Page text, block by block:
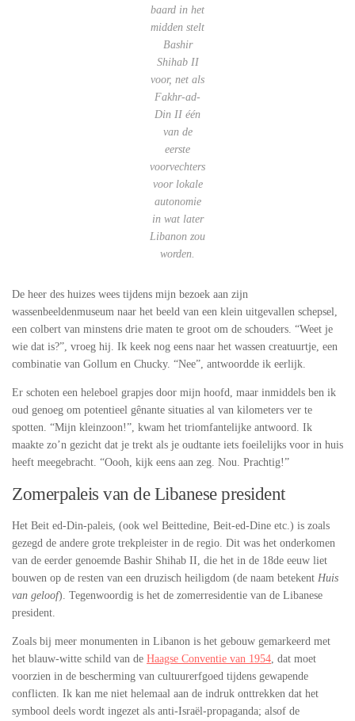
baard in het
midden stelt
Bashir
Shihab II
voor, net als
Fakhr-ad-
Din II één
van de
eerste
voorvechters
voor lokale
autonomie
in wat later
Libanon zou
worden.
De heer des huizes wees tijdens mijn bezoek aan zijn
wassenbeeldenmuseum naar het beeld van een klein uitgevallen schepsel,
een colbert van minstens drie maten te groot om de schouders. “Weet je
wie dat is?”, vroeg hij. Ik keek nog eens naar het wassen creatuurtje, een
combinatie van Gollum en Chucky. “Nee”, antwoordde ik eerlijk.
Er schoten een heleboel grapjes door mijn hoofd, maar inmiddels ben ik
oud genoeg om potentieel gênante situaties al van kilometers ver te
spotten. “Mijn kleinzoon!”, kwam het triomfantelijke antwoord. Ik
maakte zo’n gezicht dat je trekt als je oudtante iets foeilelijks voor in huis
heeft meegebracht. “Oooh, kijk eens aan zeg. Nou. Prachtig!”
Zomerpaleis van de Libanese president
Het Beit ed-Din-paleis, (ook wel Beittedine, Beit-ed-Dine etc.) is zoals
gezegd de andere grote trekpleister in de regio. Dit was het onderkomen
van de eerder genoemde Bashir Shihab II, die het in de 18de eeuw liet
bouwen op de resten van een druzisch heiligdom (de naam betekent Huis
van geloof). Tegenwoordig is het de zomerresidentie van de Libanese
president.
Zoals bij meer monumenten in Libanon is het gebouw gemarkeerd met
het blauw-witte schild van de Haagse Conventie van 1954 , dat moet
voorzien in de bescherming van cultuurerfgoed tijdens gewapende
conflicten. Ik kan me niet helemaal aan de indruk onttrekken dat het
symbool deels wordt ingezet als anti-Israël-propaganda; alsof de